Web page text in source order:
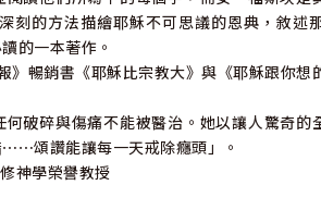
刻的方法描繪耶穌不可思議的恩典，敘述
的一本著作。
暢銷書《耶穌比宗教大》與《耶穌跟你想
破碎與傷痛不能被醫治。她以讓人驚奇的
頌讚能讓每一天戒除癮頭」。
神學榮譽教授